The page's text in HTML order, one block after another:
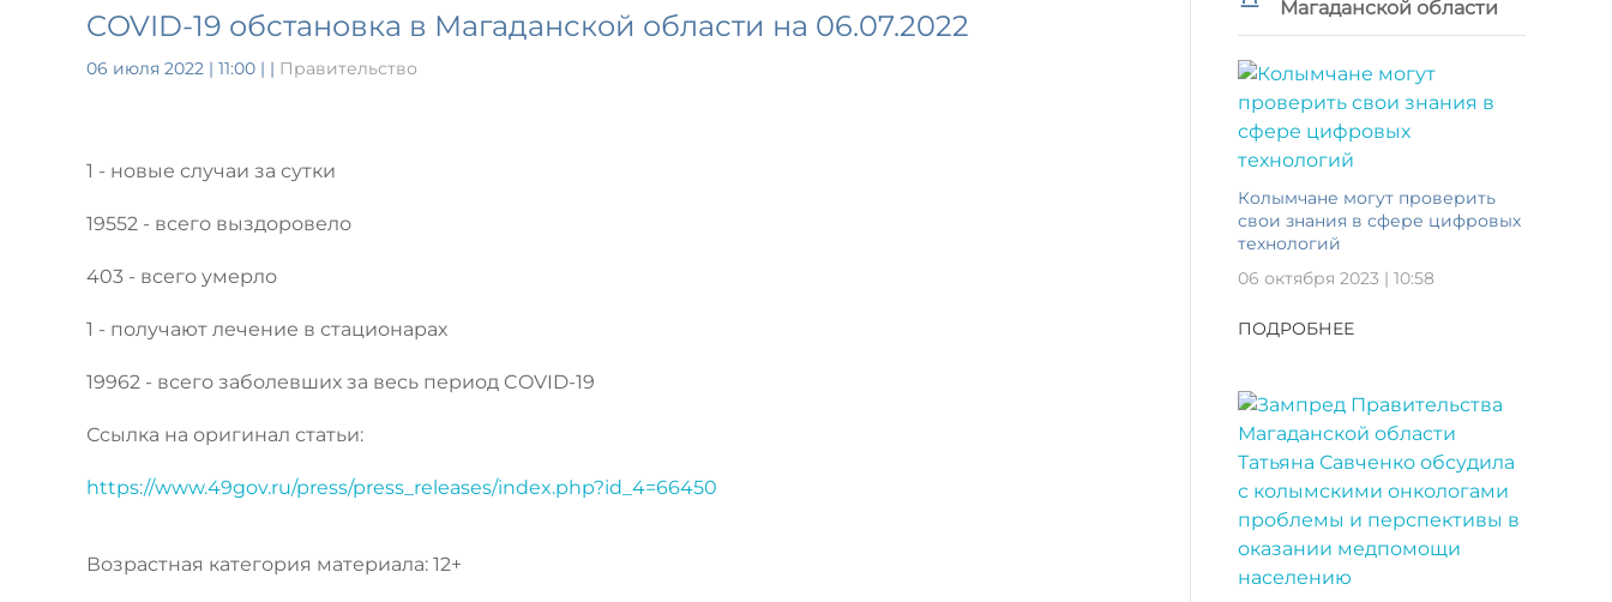
COVID-19 обстановка в Магаданской области на 06.07.2022
06 июля 2022 | 11:00 | | Правительство
1 - новые случаи за сутки
19552 - всего выздоровело
403 - всего умерло
1 - получают лечение в стационарах
19962 - всего заболевших за весь период COVID-19
Ссылка на оригинал статьи:
https://www.49gov.ru/press/press_releases/index.php?id_4=66450
Возрастная категория материала: 12+
Магаданской области
Колымчане могут проверить
свои знания в сфере цифровых
технологий
06 октября 2023 | 10:58
ПОДРОБНЕЕ